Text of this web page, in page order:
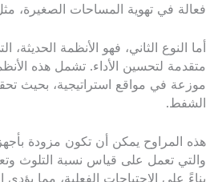
فعالة في تهوية المساحات الصغيرة،
أما النوع الثاني، فهو الأنظمة الحديثة،
متقدمة لتحسين الأداء. تشمل هذه
موزعة في مواقع استراتيجية، بحيث
الشفط.
هذه المراوح يمكن أن تكون مزودة
والتي تعمل على قياس نسبة التلوث
بناءً على الاحتياجات الفعلية، مما يؤدي